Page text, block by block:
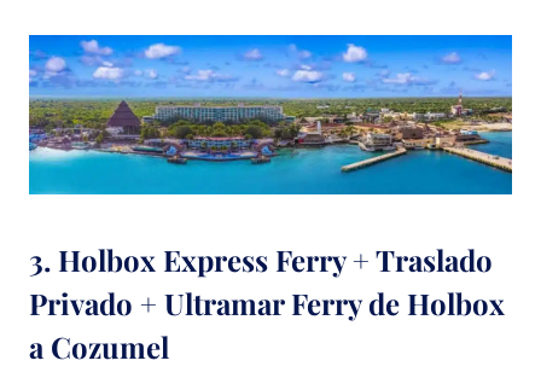
3. Holbox Express Ferry + Traslado
Privado + Ultramar Ferry de Holbox
a Cozumel